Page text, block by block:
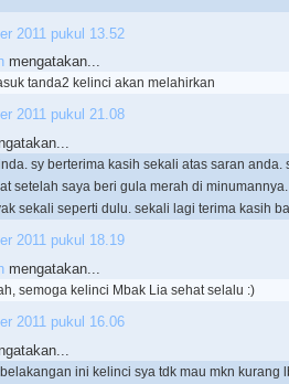
2011 pukul 13.52
mengatakan...
tanda2 kelinci akan melahirkan
2011 pukul 21.08
sy berterima kasih sekali atas saran anda.
setelah saya beri gula merah di
sekali seperti dulu. sekali lagi terima kasih
2011 pukul 18.19
mengatakan...
semoga kelinci Mbak Lia sehat selalu :)
2011 pukul 16.06
ini kelinci sya tdk mau mkn kurang